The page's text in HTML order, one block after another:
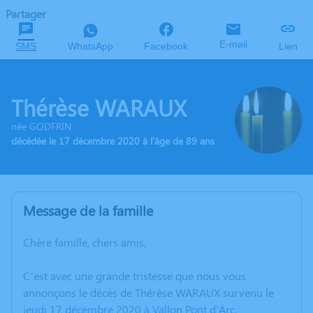
Partager
SMS WhatsApp Facebook E-mail Lien
Thérèse WARAUX
née GODFRIN
décédée le 17 décembre 2020 à l'âge de 89 ans
Message de la famille
Chère famille, chers amis,
C’est avec une grande tristesse que nous vous
annonçons le décès de Thérèse WARAUX survenu le
jeudi 17 décembre 2020 à Vallon Pont d'Arc.